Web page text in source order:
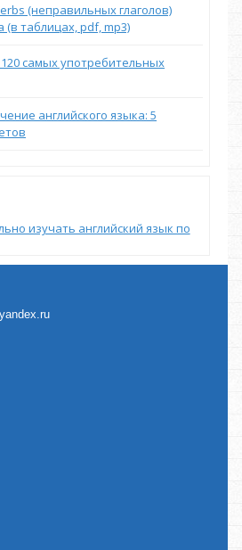
(неправильных глаголов)
(в таблицах, pdf, mp3)
120 самых употребительных
английского языка: 5
изучать английский язык по